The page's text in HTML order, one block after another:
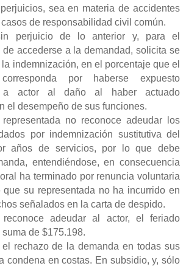
sea en materia de accidentes
de responsabilidad civil común.
perjuicio de lo anterior y, para el
accederse a la demandad, solicita se
indemnización, en el porcentaje que el
por haberse expuesto
a actor al daño al haber actuado
el desempeño de sus funciones.
no reconoce adeudar los
por indemnización sustitutiva del
años de servicios, por lo que debe
entendiéndose, en consecuencia
ha terminado por renuncia voluntaria
que su representada no ha incurrido en
señalados en la carta de despido.
adeudar al actor, el feriado
de $175.198.
rechazo de la demanda en todas sus
condena en costas. En subsidio, y, sólo